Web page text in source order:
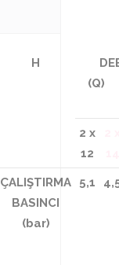
H
(Q)
2 x
12
ÇALIŞTIRMA
BASINCI
(bar)
5,1